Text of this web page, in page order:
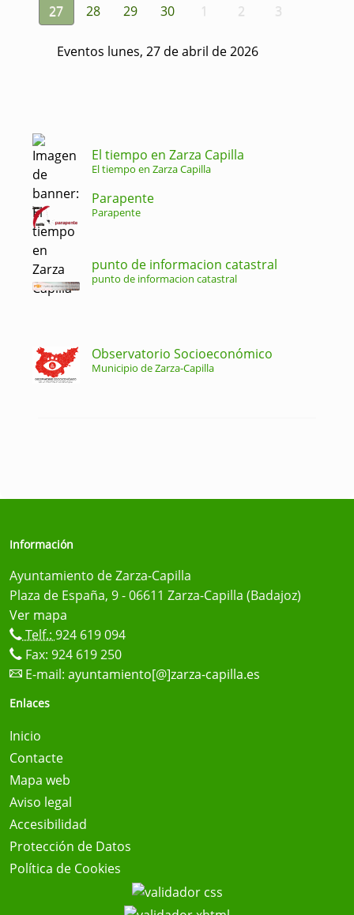
27
28 29 30 1 2 3
Eventos lunes, 27 de abril de 2026
El tiempo en Zarza Capilla
El tiempo en Zarza Capilla
Parapente
Parapente
punto de informacion catastral
punto de informacion catastral
Observatorio Socioeconómico
Municipio de Zarza-Capilla
Información
Ayuntamiento de Zarza-Capilla
Plaza de España, 9 - 06611 Zarza-Capilla (Badajoz)
Ver mapa
Telf.: 924 619 094
Fax: 924 619 250
E-mail: ayuntamiento[@]zarza-capilla.es
Enlaces
Inicio
Contacte
Mapa web
Aviso legal
Accesibilidad
Protección de Datos
Política de Cookies